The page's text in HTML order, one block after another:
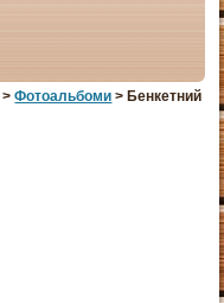
>Фотоальбоми > Бенкетний